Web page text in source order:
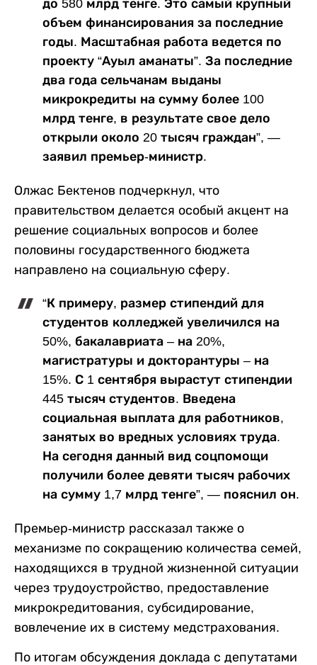
до 580 млрд тенге. Это самый крупный
объем финансирования за последние
годы. Масштабная работа ведется по
проекту “Ауыл аманаты”. За последние
два года сельчанам выданы
микрокредиты на сумму более 100
млрд тенге, в результате свое дело
открыли около 20 тысяч граждан”, —
заявил премьер-министр.
Олжас Бектенов подчеркнул, что
правительством делается особый акцент на
решение социальных вопросов и более
половины государственного бюджета
направлено на социальную сферу.
“К примеру, размер стипендий для
студентов колледжей увеличился на
50%, бакалавриата – на 20%,
магистратуры и докторантуры – на
15%. С 1 сентября вырастут стипендии
445 тысяч студентов. Введена
социальная выплата для работников,
занятых во вредных условиях труда.
На сегодня данный вид соцпомощи
получили более девяти тысяч рабочих
на сумму 1,7 млрд тенге”, — пояснил он.
Премьер-министр рассказал также о
механизме по сокращению количества семей,
находящихся в трудной жизненной ситуации
через трудоустройство, предоставление
микрокредитования, субсидирование,
вовлечение их в систему медстрахования.
По итогам обсуждения доклада с депутатами